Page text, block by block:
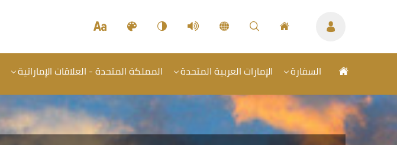
السفارة الإمارات العربية المتحدة المملكة المتحدة - العلاقات الإماراتية